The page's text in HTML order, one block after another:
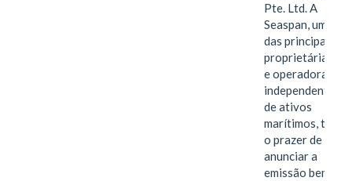
Pte. Ltd. A
Seaspan, uma
das principais
proprietárias
e operadoras
independentes
de ativos
marítimos, tem
o prazer de
anunciar a
emissão bem-